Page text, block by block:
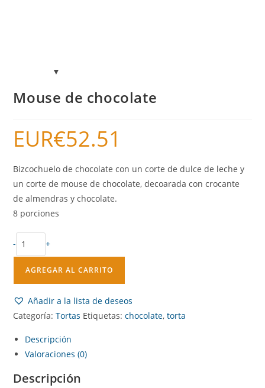
Mouse de chocolate
EUR€52.51
Bizcochuelo de chocolate con un corte de dulce de leche y
un corte de mouse de chocolate, decoarada con crocante
de almendras y chocolate.
8 porciones
- +
AGREGAR AL CARRITO
Añadir a la lista de deseos
Categoría:Tortas Etiquetas:chocolate,torta
Descripción
Valoraciones (0)
Descripción